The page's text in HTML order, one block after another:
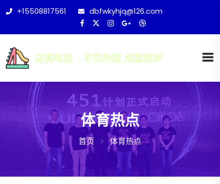
+15508817561 dbfwkyhjq@126.com
体育热点
首页 体育热点